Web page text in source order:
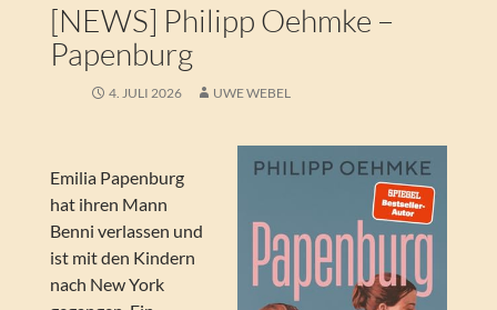
[NEWS] Philipp Oehmke –
Papenburg
4. JULI 2026 UWE WEBEL
Emilia Papenburg
hat ihren Mann
Benni verlassen und
ist mit den Kindern
nach New York